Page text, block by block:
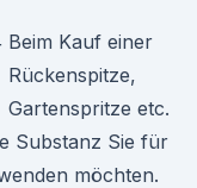
Beim Kauf einer
Rückenspitze,
Gartenspritze etc.
Substanz Sie für
möchten.